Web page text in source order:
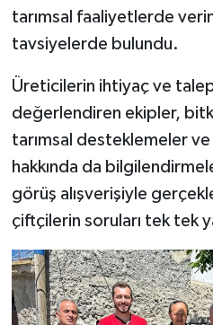
tarımsal faaliyetlerde
tavsiyelerde bulundu.
Üreticilerin ihtiyaç ve
değerlendiren ekipler,
tarımsal desteklemeler
hakkında da
görüş alışverişiyle
çiftçilerin soruları tek tek